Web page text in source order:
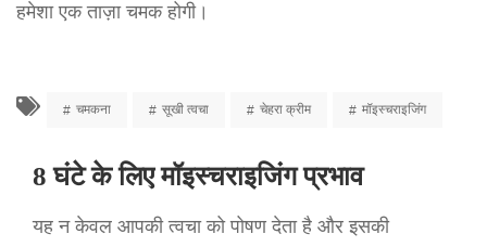
हमेशा एक ताज़ा चमक होगी।
चमकना सूखी त्वचा चेहरा क्रीम मॉइस्चराइजिंग
8 घंटे के लिए मॉइस्चराइजिंग प्रभाव
यह न केवल आपकी त्वचा को पोषण देता है और इसकी